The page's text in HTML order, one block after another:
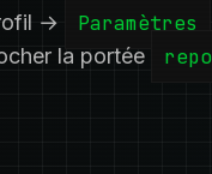
→ Paramètres
la portée
repo